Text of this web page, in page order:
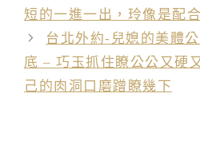
短的一進一出，玲像是配
台北外約-兒媳的美體
底 – 巧玉抓住瞭公公又硬
己的肉洞口磨蹭瞭幾下